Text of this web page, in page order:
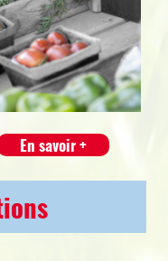
En savoir +